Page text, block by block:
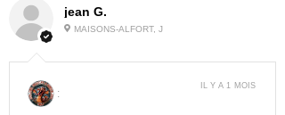
jean G.
MAISONS-ALFORT, J
:
IL Y A 1 MOIS